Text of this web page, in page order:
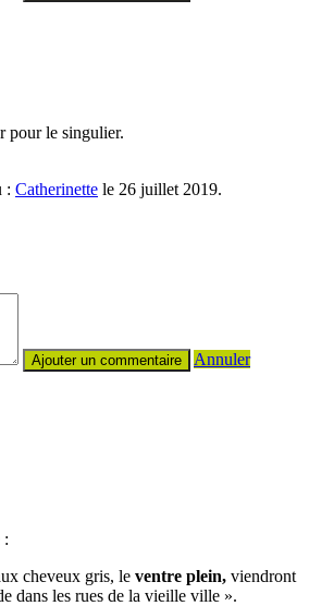
pour le singulier.
: Catherinette le 26 juillet 2019.
Annuler
:
cheveux gris, le ventre plein, viendront
dans les rues de la vieille ville ».